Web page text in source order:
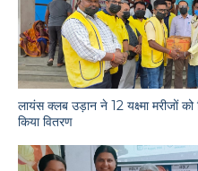
लायंस क्लब उड़ान ने 12 यक्ष्मा मरीजों को
किया वितरण